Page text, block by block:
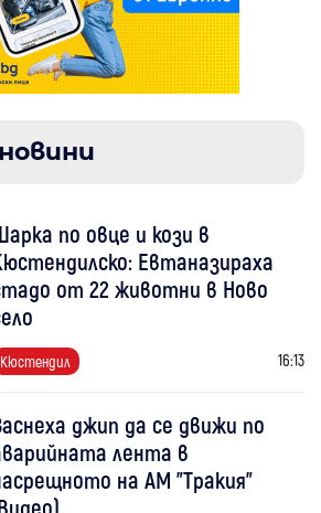
по овце и кози в
Евтаназираха
от 22 животни в Ново
Кюстендил 16:13
джип да се движи по
лента в
на АМ "Тракия"